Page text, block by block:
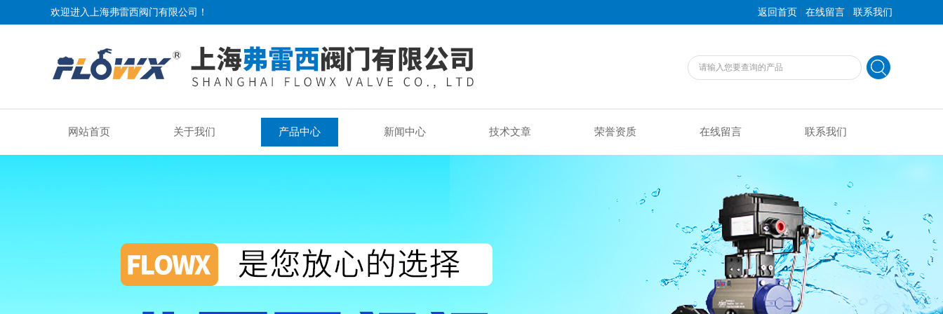
欢迎进入上海弗雷西阀门有限公司！ 返回首页 | 在线留言 | 联系我们
网站首页 关于我们 产品中心 新闻中心 技术文章 荣誉资质 在线留言 联系我们